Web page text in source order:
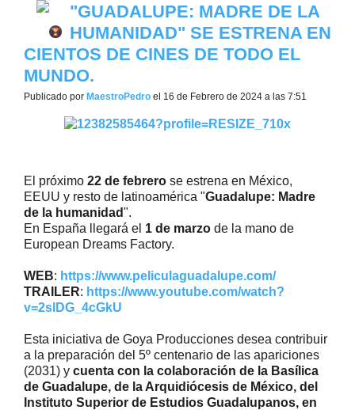
"GUADALUPE: MADRE DE LA
HUMANIDAD" SE ESTRENA EN
CIENTOS DE CINES DE TODO EL
MUNDO.
Publicado por MaestroPedro el 16 de Febrero de 2024 a las 7:51
El próximo 22 de febrero se estrena en México,
EEUU y resto de latinoamérica "Guadalupe: Madre
de la humanidad".
En España llegará el 1 de marzo de la mano de
European Dreams Factory.
WEB: https://www.peliculaguadalupe.com/
TRAILER: https://www.youtube.com/watch?
v=2slDG_4cGkU
Esta iniciativa de Goya Producciones desea contribuir
a la preparación del 5º centenario de las apariciones
(2031) y cuenta con la colaboración de la Basílica
de Guadalupe, de la Arquidiócesis de México, del
Instituto Superior de Estudios Guadalupanos, en